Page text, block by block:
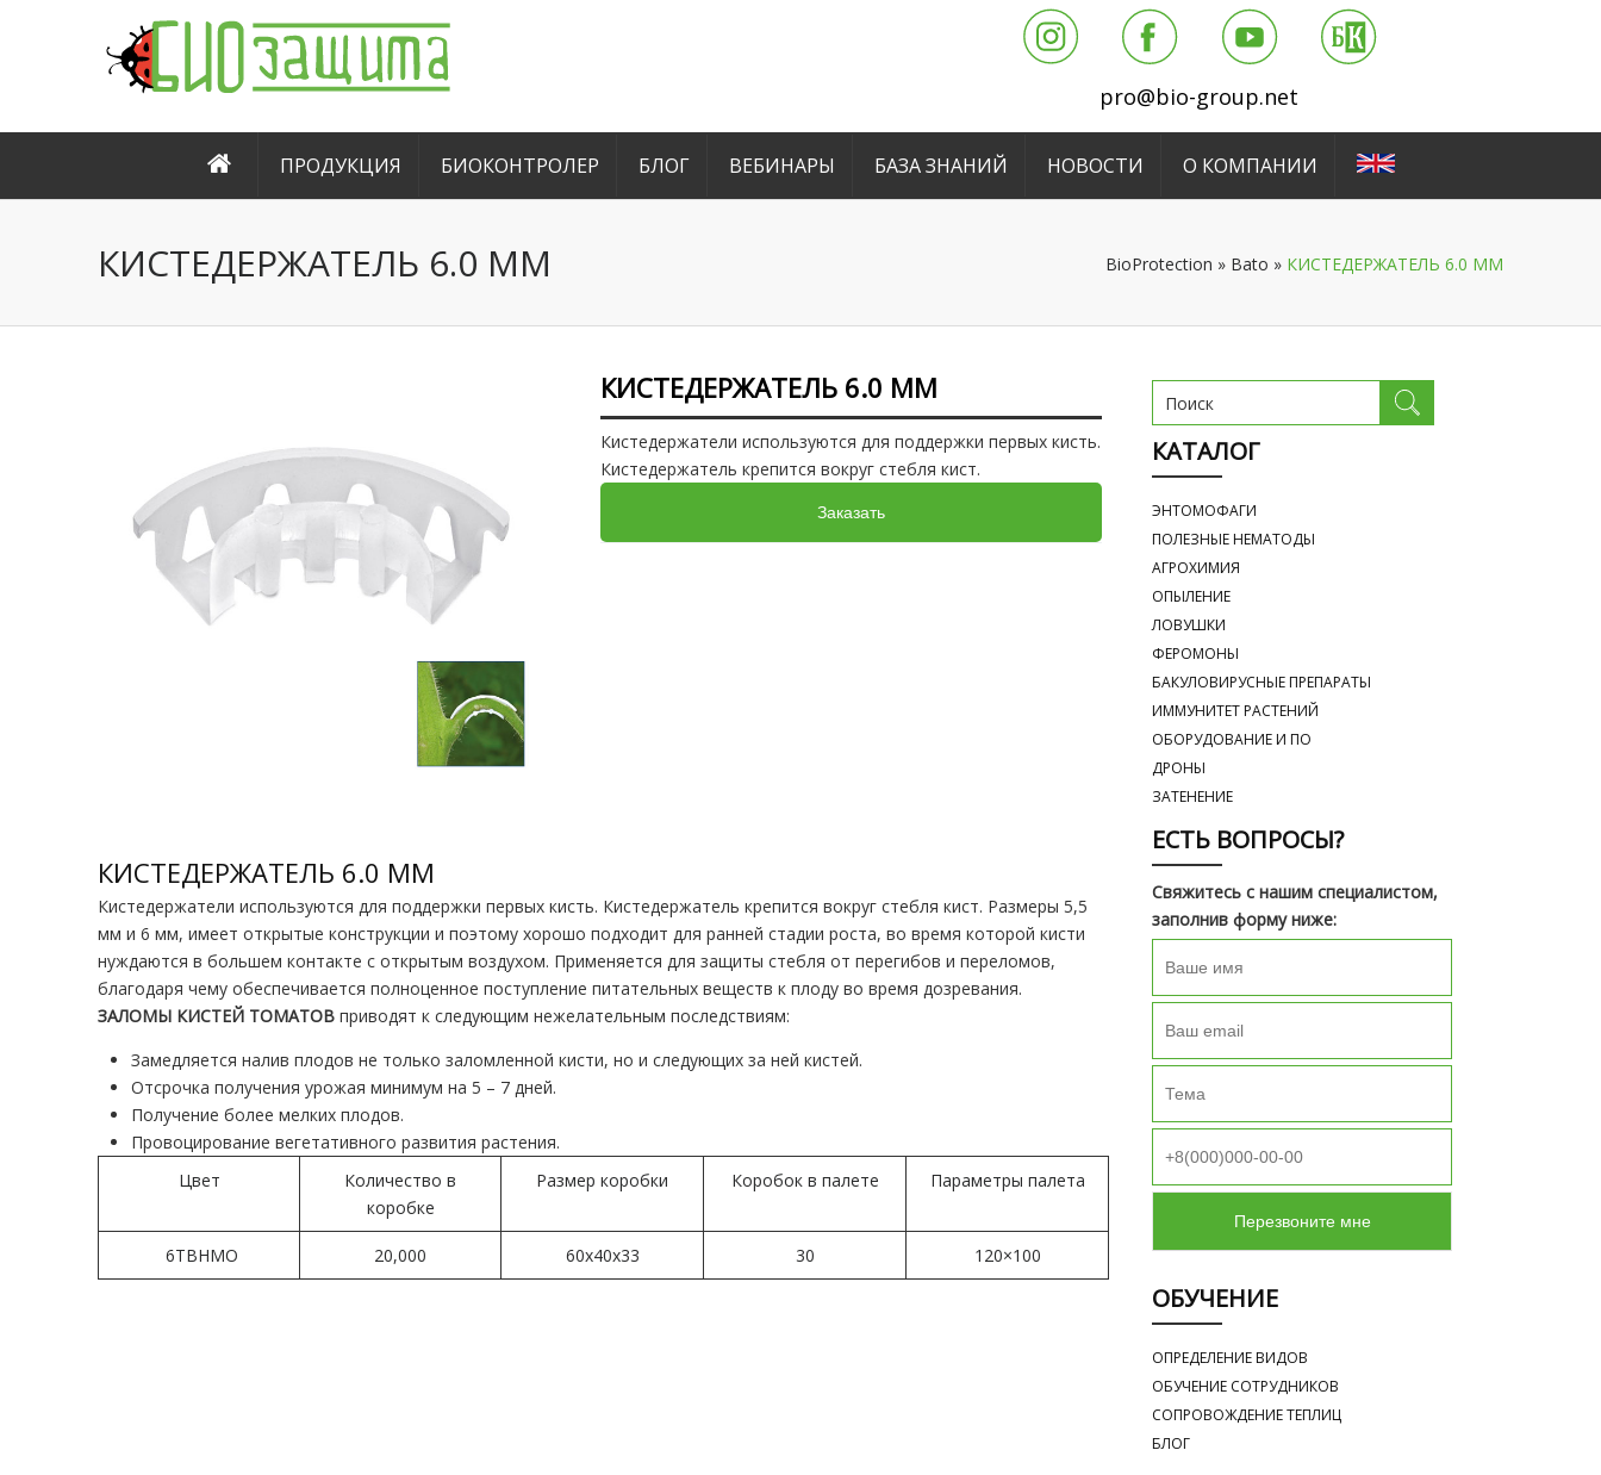
pro@bio-group.net
ПРОДУКЦИЯ БИОКОНТРОЛЕР БЛОГ ВЕБИНАРЫ БАЗА ЗНАНИЙ НОВОСТИ О КОМПАНИИ
КИСТЕДЕРЖАТЕЛЬ 6.0 MM BioProtection » Bato » КИСТЕДЕРЖАТЕЛЬ 6.0 MM
КИСТЕДЕРЖАТЕЛЬ 6.0 MM
Кистедержатели используются для поддержки первых кисть.
Кистедержатель крепится вокруг стебля кист.
Заказать
КИСТЕДЕРЖАТЕЛЬ 6.0 MM
Кистедержатели используются для поддержки первых кисть. Кистедержатель крепится вокруг стебля кист. Размеры 5,5
мм и 6 мм, имеет открытые конструкции и поэтому хорошо подходит для ранней стадии роста, во время которой кисти
нуждаются в большем контакте с открытым воздухом. Применяется для защиты стебля от перегибов и переломов,
благодаря чему обеспечивается полноценное поступление питательных веществ к плоду во время дозревания.
ЗАЛОМЫ КИСТЕЙ ТОМАТОВ приводят к следующим нежелательным последствиям:
Замедляется налив плодов не только заломленной кисти, но и следующих за ней кистей.
Отсрочка получения урожая минимум на 5 – 7 дней.
Получение более мелких плодов.
Провоцирование вегетативного развития растения.
Цвет
Количество в
коробке
Размер коробки Коробок в палете Параметры палета
6TBHMO 20,000 60x40x33 30 120×100
КАТАЛОГ
ЭНТОМОФАГИ
ПОЛЕЗНЫЕ НЕМАТОДЫ
АГРОХИМИЯ
ОПЫЛЕНИЕ
ЛОВУШКИ
ФЕРОМОНЫ
БАКУЛОВИРУСНЫЕ ПРЕПАРАТЫ
ИММУНИТЕТ РАСТЕНИЙ
ОБОРУДОВАНИЕ И ПО
ДРОНЫ
ЗАТЕНЕНИЕ
ЕСТЬ ВОПРОСЫ?
Свяжитесь с нашим специалистом,
заполнив форму ниже:
ОБУЧЕНИЕ
ОПРЕДЕЛЕНИЕ ВИДОВ
ОБУЧЕНИЕ СОТРУДНИКОВ
СОПРОВОЖДЕНИЕ ТЕПЛИЦ
БЛОГ